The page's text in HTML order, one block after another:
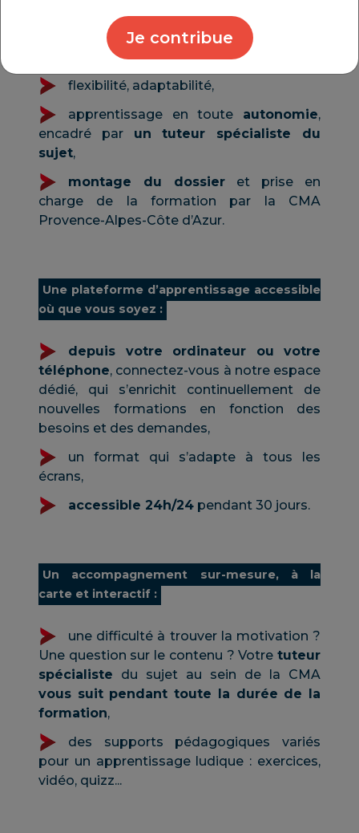
Je contribue
Les avantages :
gain de temps,
flexibilité, adaptabilité,
apprentissage en toute autonomie,
encadré par un tuteur spécialiste du
sujet,
montage du dossier et prise en
charge de la formation par la CMA
Provence-Alpes-Côte d’Azur.
Une plateforme d’apprentissage accessible
où que vous soyez :
depuis votre ordinateur ou votre
téléphone, connectez-vous à notre espace
dédié, qui s’enrichit continuellement de
nouvelles formations en fonction des
besoins et des demandes,
un format qui s’adapte à tous les
écrans,
accessible 24h/24 pendant 30 jours.
Un accompagnement sur-mesure, à la
carte et interactif :
une difficulté à trouver la motivation ?
Une question sur le contenu ? Votre tuteur
spécialiste du sujet au sein de la CMA
vous suit pendant toute la durée de la
formation,
des supports pédagogiques variés
pour un apprentissage ludique : exercices,
vidéo, quizz...